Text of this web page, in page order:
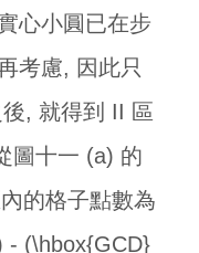
心小圓已在步
考慮, 因此只
, 就得到 II 區
圖十一 (a) 的
的格子點數為
- (\hbox{GCD}